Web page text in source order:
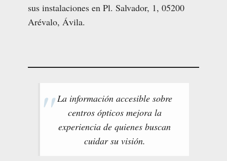
sus instalaciones en Pl. Salvador, 1, 05200
Arévalo, Ávila.
La información accesible sobre
centros ópticos mejora la
experiencia de quienes buscan
cuidar su visión.